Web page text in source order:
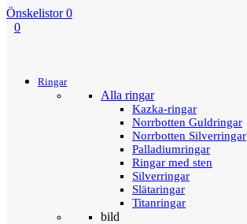
Önskelistor 0
0
Ringar
Alla ringar
Kazka-ringar
Norrbotten Guldringar
Norrbotten Silverringar
Palladiumringar
Ringar med sten
Silverringar
Slätaringar
Titanringar
bild